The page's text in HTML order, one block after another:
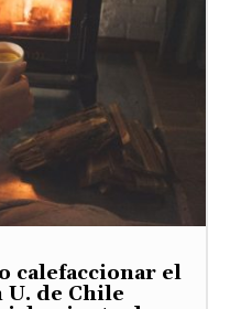
calefaccionar el
de Chile